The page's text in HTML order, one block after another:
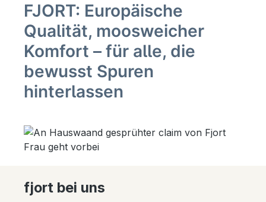
FJORT: Europäische
Qualität, moosweicher
Komfort – für alle, die
bewusst Spuren
hinterlassen
fjort bei uns